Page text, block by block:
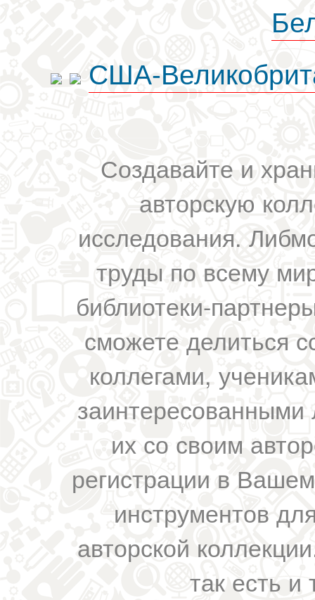
США-
Создавайте и
авторскую
исследования.
труды по всему
библиотеки-
сможете делиться
коллегами,
их со своим
регистрации в
инструментов
авторской
так есть и